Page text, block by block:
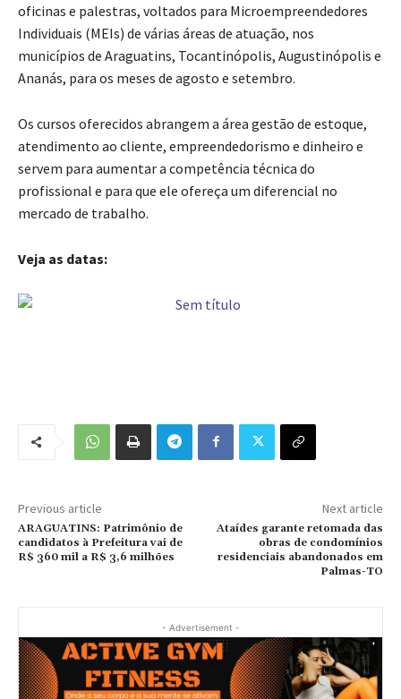
oficinas e palestras, voltados para Microempreendedores
Individuais (MEIs) de várias áreas de atuação, nos
municípios de Araguatins, Tocantinópolis, Augustinópolis e
Ananás, para os meses de agosto e setembro.
Os cursos oferecidos abrangem a área gestão de estoque,
atendimento ao cliente, empreendedorismo e dinheiro e
servem para aumentar a competência técnica do
profissional e para que ele ofereça um diferencial no
mercado de trabalho.
Veja as datas:
Previous article
ARAGUATINS: Patrimônio de
candidatos à Prefeitura vai de
R$ 360 mil a R$ 3,6 milhões
Next article
Ataídes garante retomada das
obras de condomínios
residenciais abandonados em
Palmas-TO
- Advertisement -